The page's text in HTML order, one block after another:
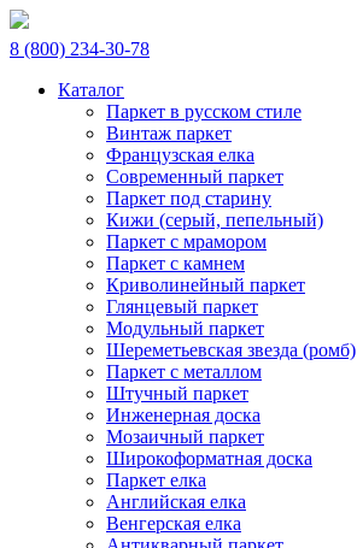
8 (800) 234-30-78
Каталог
Паркет в русском стиле
Винтаж паркет
Французская елка
Современный паркет
Паркет под старину
Кижи (серый, пепельный)
Паркет с мрамором
Паркет с камнем
Криволинейный паркет
Глянцевый паркет
Модульный паркет
Шереметьевская звезда (ромб)
Паркет с металлом
Штучный паркет
Инженерная доска
Мозаичный паркет
Широкоформатная доска
Паркет елка
Английская елка
Венгерская елка